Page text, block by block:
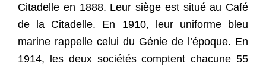
Citadelle en 1888. Leur siège est situé au Café
de la Citadelle. En 1910, leur uniforme bleu
marine rappelle celui du Génie de l’époque. En
1914, les deux sociétés comptent chacune 55